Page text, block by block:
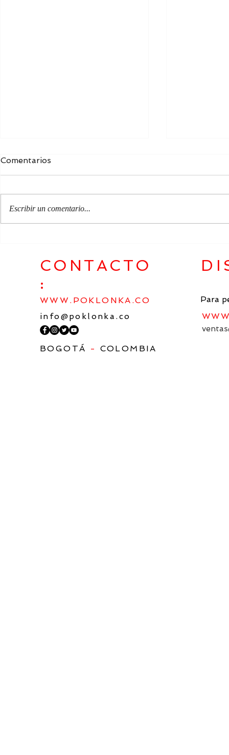
EN EL ESPACIO
ESPIRITUAL ÚNICO DE LA
CULTURA ARTÍSTICA
Comentarios
Escribir un comentario...
CONTACTO
:
WWW.POKLONKA.CO
info@poklonka.co
Para
BOGOTÁ - COLOMBIA